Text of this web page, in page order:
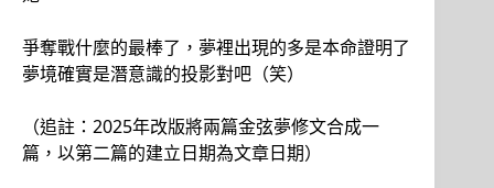
爭奪戰什麼的最棒了，夢裡出現的多是本命證明了
夢境確實是潛意識的投影對吧（笑）
（追註：2025年改版將兩篇金弦夢修文合成一
篇，以第二篇的建立日期為文章日期）